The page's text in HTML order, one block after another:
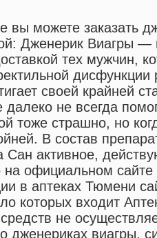
вы можете заказать
Дженерик Виагры
тех мужчин,
дисфункции
своей крайней
не всегда
тоже страшно, но
В состав
Сан активное,
официальном сайте
в аптеках Тюмени
которых входит
не
дженериках виагры,